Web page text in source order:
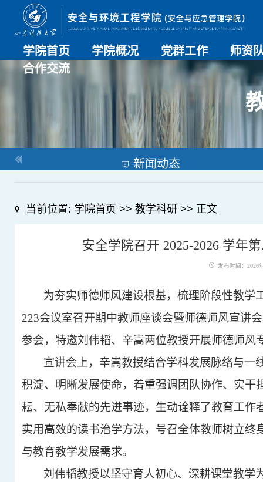
学院首页 学院概况 党群工作 师资
师资总
导师名
教师简
合作交流
新闻动态
当前位置: 学院首页 >> 教学科研>> 正文
安全学院召开 2025-2026 学年
发布时间：2026
为夯实师德师风建设根基，梳理阶段性教学
223会议室召开期中教师座谈会暨师德师风宣讲
参会，特邀刘伟韬、辛嵩两位教授开展师德师风
宣讲会上，辛嵩教授结合学科发展脉络与一
积淀、明晰发展使命，着重强调团队协作、实
耘、无私奉献的先进事迹，生动诠释了教育工
实用高效的读书治学方法，号召全体教师树立
与教育教学发展需求。
刘伟韬教授以坚守育人初心、深耕课堂教学